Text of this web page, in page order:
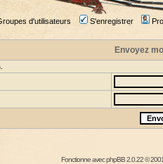
d'utilisateurs S'enregistrer
Envoyez
Fonctionne avecphpBB2.0.22 ©